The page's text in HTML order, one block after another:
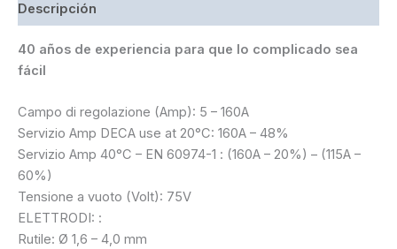
Descripción
40 años de experiencia para que lo complicado sea
fácil
Campo di regolazione (Amp): 5 – 160A
Servizio Amp DECA use at 20°C: 160A – 48%
Servizio Amp 40°C – EN 60974-1 : (160A – 20%) – (115A –
60%)
Tensione a vuoto (Volt): 75V
ELETTRODI: :
Rutile: Ø 1,6 – 4,0 mm